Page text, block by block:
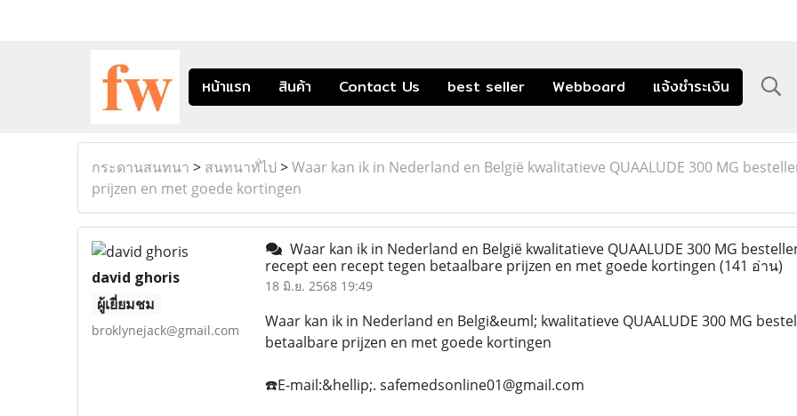
หน้าแรก สินค้า Contact Us best seller Webboard แจ้งชำระเงิน
กระดานสนทนา > สนทนาทั่ไป >Waar kan ik in Nederland en België kwalitatieve QUAALUDE 300 MG
prijzen en met goede kortingen
david ghoris
ผู้เยี่ยมชม
broklynejack@gmail.com
Waar kan ik in Nederland en België kwalitatieve QUAALUDE 300 MG
recept een recept tegen betaalbare prijzen en met goede kortingen (141 อ่าน)
18 มิ.ย. 2568 19:49
Waar kan ik in Nederland en Belgi&euml; kwalitatieve QUAALUDE 300 MG
betaalbare prijzen en met goede kortingen
☎️E-mail:&hellip;. safemedsonline01@gmail.com